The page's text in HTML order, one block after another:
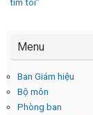
Menu
Ban Giám hiệu
Bộ môn
Phòng ban